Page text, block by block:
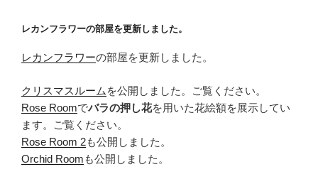
ン
レカンフラワーの部屋を更新しました。
レカンフラワーの部屋を更新しました。
クリスマスルーム を公開しました。ご覧ください。
Rose Roomでバラの押し花を用いた花絵額を展示してい
ます。ご覧ください。
Rose Room 2も公開しました。
Orchid Room も公開しました。